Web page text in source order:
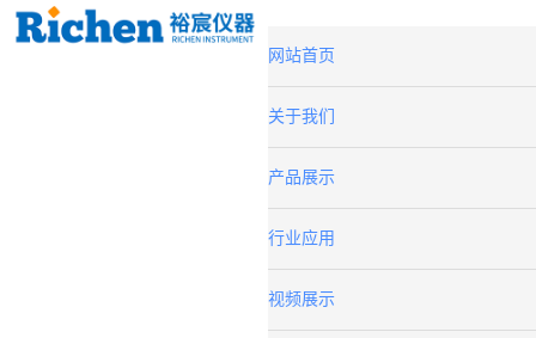
网站首页
关于我们
产品展示
行业应用
视频展示